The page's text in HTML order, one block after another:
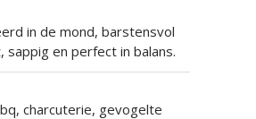
in de mond, barstensvol
sappig en perfect in balans.
charcuterie, gevogelte